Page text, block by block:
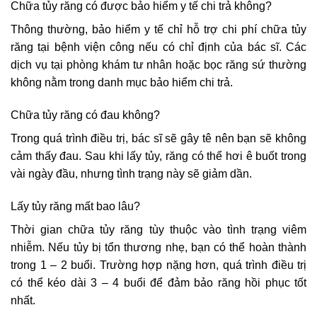
Chữa tủy răng có được bảo hiểm y tế chi trả không?
Thông thường, bảo hiểm y tế chỉ hỗ trợ chi phí chữa tủy
răng tại bệnh viện công nếu có chỉ định của bác sĩ. Các
dịch vụ tại phòng khám tư nhân hoặc bọc răng sứ thường
không nằm trong danh mục bảo hiểm chi trả.
Chữa tủy răng có đau không?
Trong quá trình điều trị, bác sĩ sẽ gây tê nên bạn sẽ không
cảm thấy đau. Sau khi lấy tủy, răng có thể hơi ê buốt trong
vài ngày đầu, nhưng tình trạng này sẽ giảm dần.
Lấy tủy răng mất bao lâu?
Thời gian chữa tủy răng tùy thuộc vào tình trạng viêm
nhiễm. Nếu tủy bị tổn thương nhẹ, bạn có thể hoàn thành
trong 1 – 2 buổi. Trường hợp nặng hơn, quá trình điều trị
có thể kéo dài 3 – 4 buổi để đảm bảo răng hồi phục tốt
nhất.